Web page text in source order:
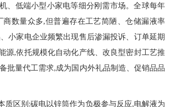
、低端小型小家电等细分刚需市场。全球每年
数量众多,但普遍存在工艺简陋、仓储漏液率
小家电企业频繁出现售后渗漏投诉、订单延期
源,依托规模化自动化产线、改良型密封工艺推
批量代工需求,成为国内外礼品制造、促销品品
区别:碳电以锌筒作为负极参与反应,电解液为